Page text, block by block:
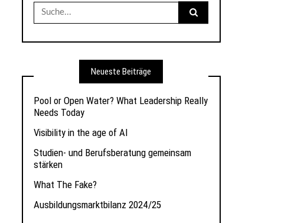
Suche
nach:
Neueste Beiträge
Pool or Open Water? What Leadership Really
Needs Today
Visibility in the age of AI
Studien- und Berufsberatung gemeinsam
stärken
What The Fake?
Ausbildungsmarktbilanz 2024/25